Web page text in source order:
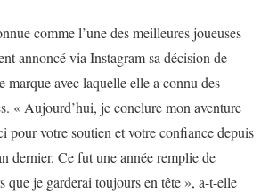
comme l’une des meilleures joueuses
annoncé via Instagram sa décision de
avec laquelle elle a connu des
« Aujourd’hui, je conclure mon aventure
pour votre soutien et votre confiance depuis
dernier. Ce fut une année remplie de
que je garderai toujours en tête », a-t-elle